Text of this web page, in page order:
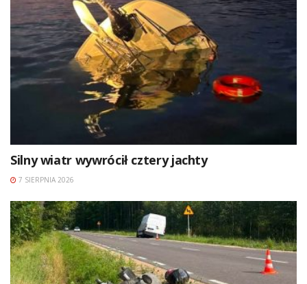
Silny wiatr wywrócił cztery jachty
7 SIERPNIA 2026